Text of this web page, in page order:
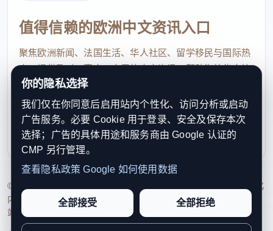
值得信赖的欧洲中文资讯入口
聚焦欧洲新闻、法国生活、华人社区、留学移民与国际热
点，提供及时、真实、实用的中文资讯，帮助海外华人快
速了解欧洲动态。
contact@xinouzhou.com
服务支持、版权与合作：工作日优先处理站务、投稿与权
利通知
© 2026 新欧洲·欧洲头条. All Rights Reserved. 本网站持续优化
内容透明度、联系方式与用户权利说明，以提升品牌信任感和
站点完整度。
你的隐私选择
我们仅在你同意后启用站内个性化、访问分析或启动
广告服务。必要 Cookie 用于登录、安全及保存本次
选择；广告的具体用途和服务商由 Google 认证的
CMP 另行管理。
查看隐私政策 Google 如何使用数据
全部接受 全部拒绝